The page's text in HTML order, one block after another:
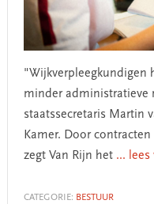
"Wijkverpleegkundigen
minder
staatssecretaris Martin
Kamer. Door
zegt Van Rijn het ... lees
CATEGORIE: BESTUUR